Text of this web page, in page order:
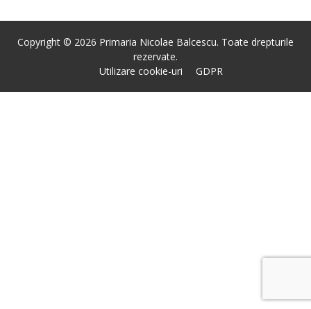
Copyright © 2026 Primaria Nicolae Balcescu. Toate drepturile
rezervate.
Utilizare cookie-uri
GDPR